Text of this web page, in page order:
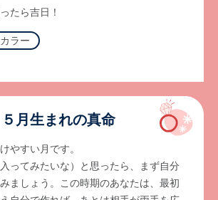
たら吉日！
ラー
５月生まれの真命
やすい月です。
入ってみたいな）と思ったら、まず自分
ましょう。この時期のあなたは、最初